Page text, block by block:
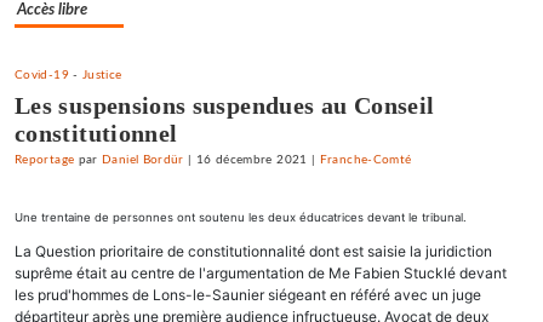
Accès libre
Covid-19- Justice
Les suspensions suspendues au Conseil
constitutionnel
Reportage par Daniel Bordür 16 décembre 2021 Franche-Comté
Une trentaine de personnes ont soutenu les deux éducatrices devant le tribunal.
La Question prioritaire de constitutionnalité dont est saisie la juridiction
suprême était au centre de l'argumentation de Me Fabien Stucklé devant
les prud'hommes de Lons-le-Saunier siégeant en référé avec un juge
départiteur après une première audience infructueuse. Avocat de deux